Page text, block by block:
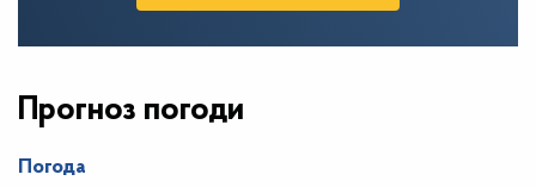
Прогноз погоди
Погода